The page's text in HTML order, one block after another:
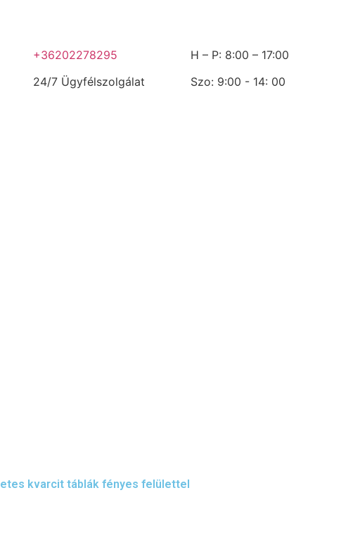
+36202278295
24/7 Ügyfélszolgálat
H – P: 8:00 – 17:00
Szo: 9:00 - 14: 00
kvarcit táblák fényes felülettel